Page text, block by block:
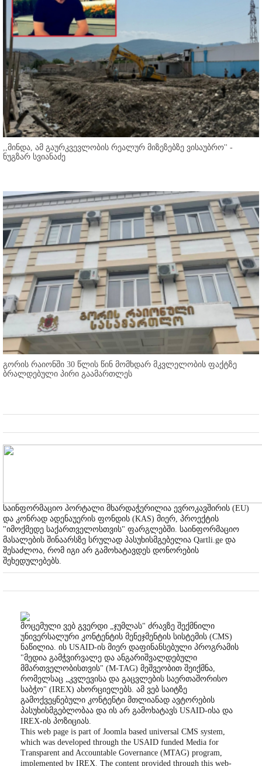
,,მინდა, ამ გაურკვევლობის რეალურ მიზეზებზე ვისაუბრო'' -
ნუგზარ სვიანაძე
გორის რაიონში 30 წლის წინ მომხდარ მკვლელობის ფაქტზე
ბრალდებული პირი გაამართლეს
საინფორმაციო პორტალი მხარდაჭერილია ევროკავშირის (EU)
და კონრად ადენაუერის ფონდის (KAS) მიერ, პროექტის
"იმოქმედე საქართველოსთვის" ფარგლებში. საინფორმაციო
მასალების შინაარსზე სრულად პასუხისმგებელია Qartli.ge და
შესაძლოა, რომ იგი არ გამოხატავდეს დონორების
შეხედულებებს.
მოცემული ვებ გვერდი „ჯუმლას" ძრავზე შექმნილი
უნივერსალური კონტენტის მენეჯმენტის სისტემის (CMS)
ნაწილია. ის USAID-ის მიერ დაფინანსებული პროგრამის
"მედია გამჭვირვალე და ანგარიშვალდებული
მმართველობისთვის" (M-TAG) მეშვეობით შეიქმნა,
რომელსაც „კვლევისა და გაცვლების საერთაშორისო
საბჭო" (IREX) ახორციელებს. ამ ვებ საიტზე
გამოქვეყნებული კონტენტი მთლიანად ავტორების
პასუხისმგებლობაა და ის არ გამოხატავს USAID-ისა და
IREX-ის პოზიციას.
This web page is part of Joomla based universal CMS system,
which was developed through the USAID funded Media for
Transparent and Accountable Governance (MTAG) program,
implemented by IREX. The content provided through this web-